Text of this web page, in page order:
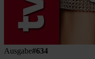
Ausgabe#634